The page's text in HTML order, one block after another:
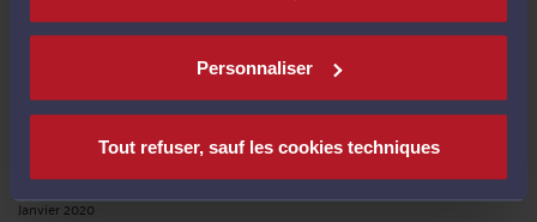
Personnaliser
Tout refuser, sauf les cookies techniques
Avril 2020
Février 2020
Janvier 2020